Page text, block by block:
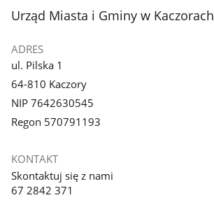
stopka
Urząd Miasta i Gminy w Kaczorach
ADRES
ul. Pilska 1
64-810 Kaczory
NIP 7642630545
Regon 570791193
KONTAKT
Skontaktuj się z nami
67 2842 371